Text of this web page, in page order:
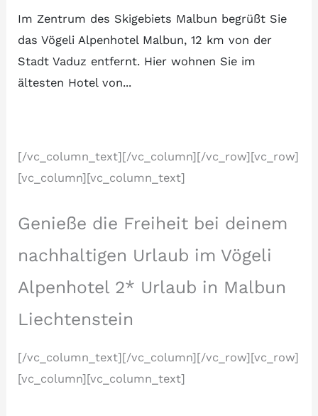
Im Zentrum des Skigebiets Malbun begrüßt Sie
das Vögeli Alpenhotel Malbun, 12 km von der
Stadt Vaduz entfernt. Hier wohnen Sie im
ältesten Hotel von...
[/vc_column_text][/vc_column][/vc_row][vc_row]
[vc_column][vc_column_text]
Genieße die Freiheit bei deinem
nachhaltigen Urlaub im Vögeli
Alpenhotel 2* Urlaub in Malbun
Liechtenstein
[/vc_column_text][/vc_column][/vc_row][vc_row]
[vc_column][vc_column_text]